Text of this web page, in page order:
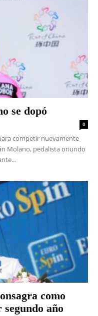
se dopó
0
competir nuevamente
Molano, pedalista oriundo
como
año